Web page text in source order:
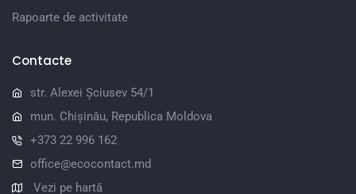
Rapoarte de activitate
Contacte
str. Alexei Șciusev 54/1
mun. Chișinău, Republica Moldova
+373 22 996 162
office@ecocontact.md
Vezi pe hartă